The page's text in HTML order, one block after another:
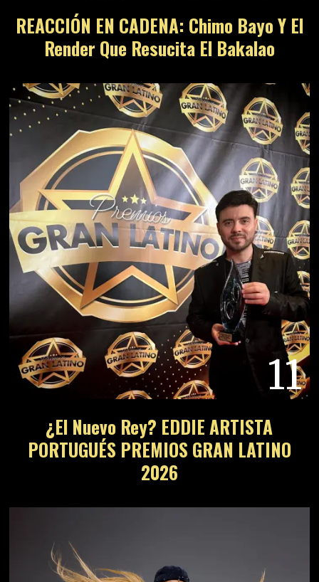
REACCIÓN EN CADENA: Chimo Bayo Y El
Render Que Resucita El Bakalao
11
¿El Nuevo Rey? EDDIE ARTISTA
PORTUGUÉS PREMIOS GRAN LATINO
2026